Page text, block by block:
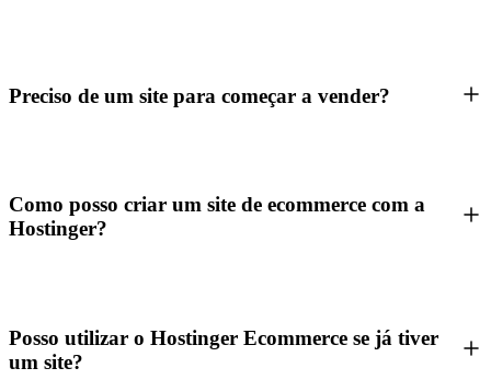
Preciso de um site para começar a vender?
Como posso criar um site de ecommerce com a
Hostinger?
Posso utilizar o Hostinger Ecommerce se já tiver
um site?